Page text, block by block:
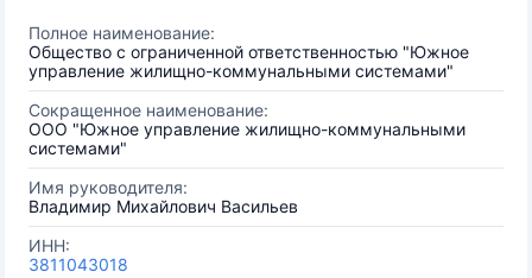
Полное наименование:
Общество с ограниченной ответственностью "Южное
управление жилищно-коммунальными системами"
Сокращенное наименование:
ООО "Южное управление жилищно-коммунальными
системами"
Имя руководителя:
Владимир Михайлович Васильев
ИНН:
3811043018